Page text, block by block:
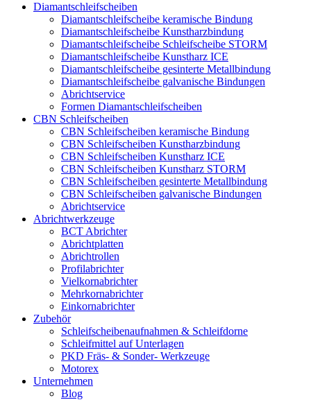
Diamantschleifscheiben
Diamantschleifscheibe keramische Bindung
Diamantschleifscheibe Kunstharzbindung
Diamantschleifscheibe Schleifscheibe STORM
Diamantschleifscheibe Kunstharz ICE
Diamantschleifscheibe gesinterte Metallbindung
Diamantschleifscheibe galvanische Bindungen
Abrichtservice
Formen Diamantschleifscheiben
CBN Schleifscheiben
CBN Schleifscheiben keramische Bindung
CBN Schleifscheiben Kunstharzbindung
CBN Schleifscheiben Kunstharz ICE
CBN Schleifscheiben Kunstharz STORM
CBN Schleifscheiben gesinterte Metallbindung
CBN Schleifscheiben galvanische Bindungen
Abrichtservice
Abrichtwerkzeuge
BCT Abrichter
Abrichtplatten
Abrichtrollen
Profilabrichter
Vielkornabrichter
Mehrkornabrichter
Einkornabrichter
Zubehör
Schleifscheibenaufnahmen & Schleifdorne
Schleifmittel auf Unterlagen
PKD Fräs- & Sonder- Werkzeuge
Motorex
Unternehmen
Blog